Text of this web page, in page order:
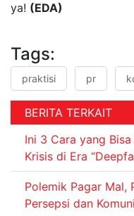
ya! (EDA)
Tags:
praktisi pr
BERITA TERKAIT
Ini 3 Cara yang
Krisis di Era
Polemik Pagar Mal,
Persepsi dan